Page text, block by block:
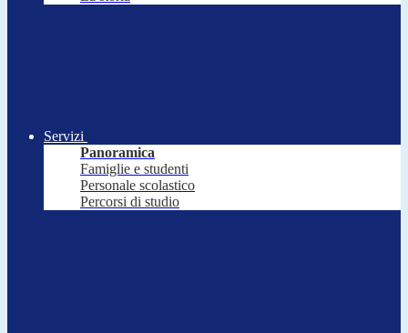
Servizi
Panoramica
Famiglie e studenti
Personale scolastico
Percorsi di studio